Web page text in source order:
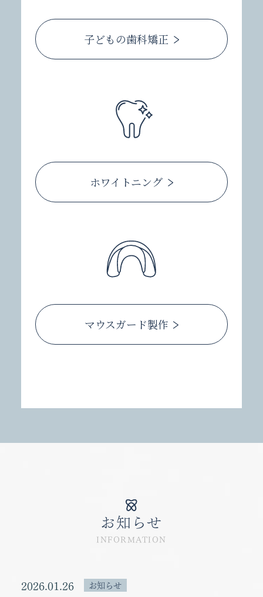
子どもの歯科矯正
ホワイトニング
マウスガード製作
お知らせ
INFORMATION
2026.01.26 お知らせ